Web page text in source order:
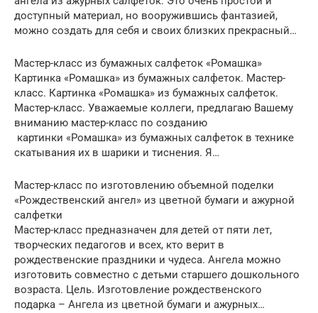
доступный материал, но вооружившись фантазией,
можно создать для себя и своих близких прекрасный…
Мастер-класс из бумажных салфеток «Ромашка»
Картинка «Ромашка» из бумажных салфеток. Мастер-
класс. Картинка «Ромашка» из бумажных салфеток.
Мастер-класс. Уважаемые коллеги, предлагаю Вашему
вниманию мастер-класс по созданию
картинки «Ромашка» из бумажных салфеток в технике
скатывания их в шарики и тиснения. Я…
Мастер-класс по изготовлению объемной поделки
«Рождественский ангел» из цветной бумаги и ажурной
салфетки
Мастер-класс предназначен для детей от пяти лет,
творческих педагогов и всех, кто верит в
рождественские праздники и чудеса. Ангела можно
изготовить совместно с детьми старшего дошкольного
возраста. Цель. Изготовление рождественского
подарка – Ангела из цветной бумаги и ажурных…